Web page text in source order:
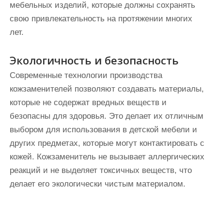
мебельных изделий, которые должны сохранять
свою привлекательность на протяжении многих
лет.
Экологичность и безопасность
Современные технологии производства
кожзаменителей позволяют создавать материалы,
которые не содержат вредных веществ и
безопасны для здоровья. Это делает их отличным
выбором для использования в детской мебели и
других предметах, которые могут контактировать с
кожей. Кожзаменитель не вызывает аллергических
реакций и не выделяет токсичных веществ, что
делает его экологически чистым материалом.